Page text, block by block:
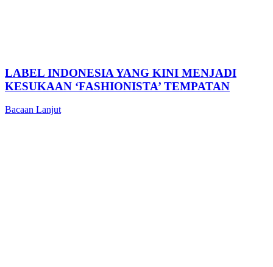
LABEL INDONESIA YANG KINI MENJADI
KESUKAAN ‘FASHIONISTA’ TEMPATAN
Bacaan Lanjut